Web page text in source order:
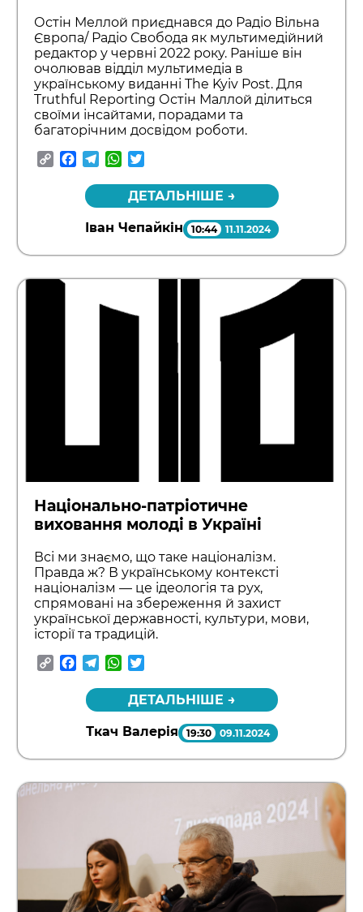
Остін Меллой приєднався до Радіо Вільна
Європа/ Радіо Свобода як мультимедійний
редактор у червні 2022 року. Раніше він
очолював відділ мультимедіа в
українському виданні The Kyiv Post. Для
Truthful Reporting Остін Маллой ділиться
своїми інсайтами, порадами та
багаторічним досвідом роботи.
CopyFacebook
TelegramWhatsApp
ДЕТАЛЬНІШЕ →
Іван Чепайкін 10:44 11.11.2024
Національно-патріотичне
виховання молоді в Україні
Всі ми знаємо, що таке націоналізм.
Правда ж? В українському контексті
націоналізм — це ідеологія та рух,
спрямовані на збереження й захист
української державності, культури, мови,
історії та традицій.
CopyFacebook
TelegramWhatsApp
ДЕТАЛЬНІШЕ →
Ткач Валерія 19:30 09.11.2024